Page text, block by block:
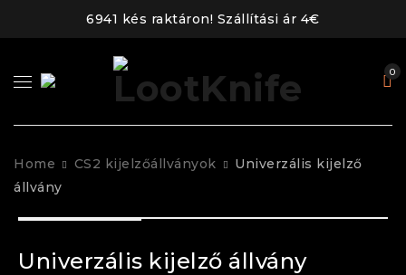
6941 kés raktáron! Szállítási ár 4€
0
Home CS2 kijelzőállványok
Univerzális kijelző
állvány
Univerzális kijelző állvány